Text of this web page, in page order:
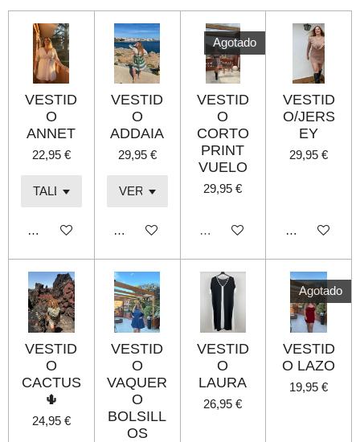
r
r
r
VESTID
O
ANNET
22,95 €
Añadir al carrito
VESTID
O
ADDAIA
29,95 €
Añadir al carrito
Agotado
VESTID
O
CORTO
PRINT
VUELO
29,95 €
Agotado
VESTID
O/JERS
EY
29,95 €
Añadir al
VESTID
O
CACTUS
🌵
24,95 €
VESTID
O
VAQUER
O
BOLSILL
OS
VESTID
O
LAURA
26,95 €
Agotado
VESTID
O LAZO
19,95 €